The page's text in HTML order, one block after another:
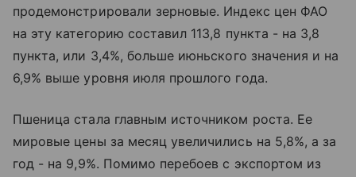
продемонстрировали зерновые. Индекс цен ФАО
на эту категорию составил 113,8 пункта - на 3,8
пункта, или 3,4%, больше июньского значения и на
6,9% выше уровня июля прошлого года.
Пшеница стала главным источником роста. Ее
мировые цены за месяц увеличились на 5,8%, а за
год - на 9,9%. Помимо перебоев с экспортом из